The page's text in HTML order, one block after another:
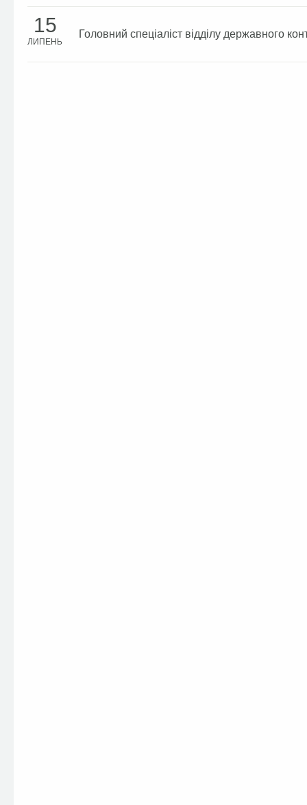
15
ЛИПЕНЬ
Головний спеціаліст відділу державного